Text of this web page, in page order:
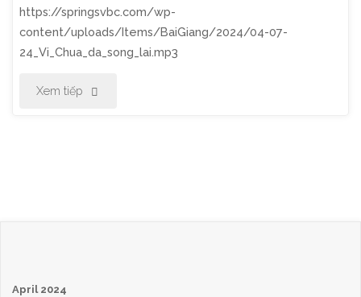
Tìm
Mà
Không
https://springsvbc.com/wp-
content/uploads/Items/BaiGiang/2024/04-07-
24_Vi_Chua_da_song_lai.mp3
Xem tiếp "Chương
April 2024